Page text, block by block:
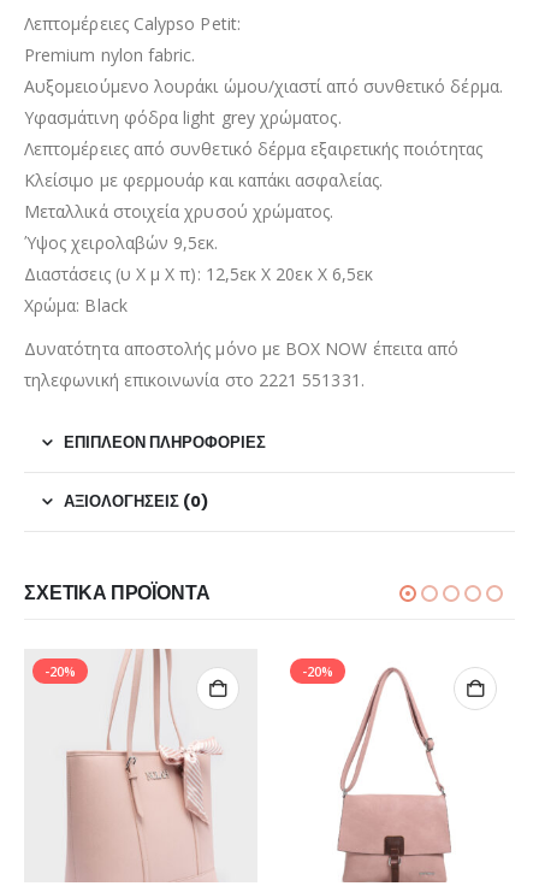
Λεπτομέρειες Calypso Petit:
Premium nylon fabric.
Αυξομειούμενο λουράκι ώμου/χιαστί από συνθετικό δέρμα.
Υφασμάτινη φόδρα light grey χρώματος.
Λεπτομέρειες από συνθετικό δέρμα εξαιρετικής ποιότητας
Κλείσιμο με φερμουάρ και καπάκι ασφαλείας.
Μεταλλικά στοιχεία χρυσού χρώματος.
Ύψος χειρολαβών 9,5εκ.
Διαστάσεις (υ Χ μ Χ π): 12,5εκ Χ 20εκ Χ 6,5εκ
Χρώμα: Black
Δυνατότητα αποστολής μόνο με BOX NOW έπειτα από
τηλεφωνική επικοινωνία στο 2221 551331.
ΕΠΙΠΛΈΟΝ ΠΛΗΡΟΦΟΡΊΕΣ
ΑΞΙΟΛΟΓΉΣΕΙΣ (0)
ΣΧΕΤΙΚΆ ΠΡΟΪΌΝΤΑ
-20% -20%